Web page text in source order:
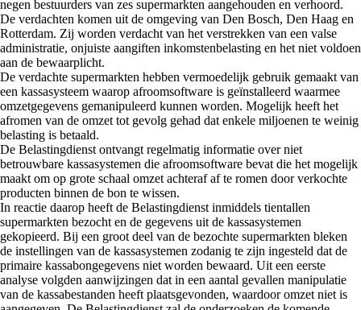
negen bestuurders van zes supermarkten aangehouden en verhoord.
De verdachten komen uit de omgeving van Den Bosch, Den Haag en
Rotterdam. Zij worden verdacht van het verstrekken van een valse
administratie, onjuiste aangiften inkomstenbelasting en het niet voldoen
aan de bewaarplicht.
De verdachte supermarkten hebben vermoedelijk gebruik gemaakt van
een kassasysteem waarop afroomsoftware is geïnstalleerd waarmee
omzetgegevens gemanipuleerd kunnen worden. Mogelijk heeft het
afromen van de omzet tot gevolg gehad dat enkele miljoenen te weinig
belasting is betaald.
De Belastingdienst ontvangt regelmatig informatie over niet
betrouwbare kassasystemen die afroomsoftware bevat die het mogelijk
maakt om op grote schaal omzet achteraf af te romen door verkochte
producten binnen de bon te wissen.
In reactie daarop heeft de Belastingdienst inmiddels tientallen
supermarkten bezocht en de gegevens uit de kassasystemen
gekopieerd. Bij een groot deel van de bezochte supermarkten bleken
de instellingen van de kassasystemen zodanig te zijn ingesteld dat de
primaire kassabongegevens niet worden bewaard. Uit een eerste
analyse volgden aanwijzingen dat in een aantal gevallen manipulatie
van de kassabestanden heeft plaatsgevonden, waardoor omzet niet is